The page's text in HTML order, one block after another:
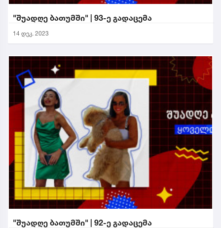
"შუადღე ბათუმში" | 93-ე გადაცემა
14 დეკ. 2023
"შუადღე ბათუმში" | 92-ე გადაცემა